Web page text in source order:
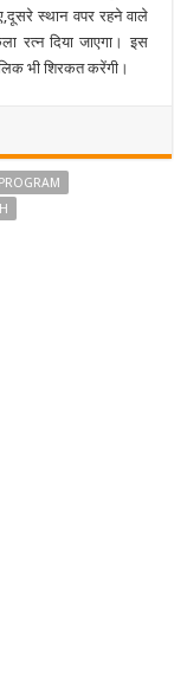
स्थान वपर रहने वाले
रत्न दिया जाएगा। इस
भी शिरकत करेंगी।